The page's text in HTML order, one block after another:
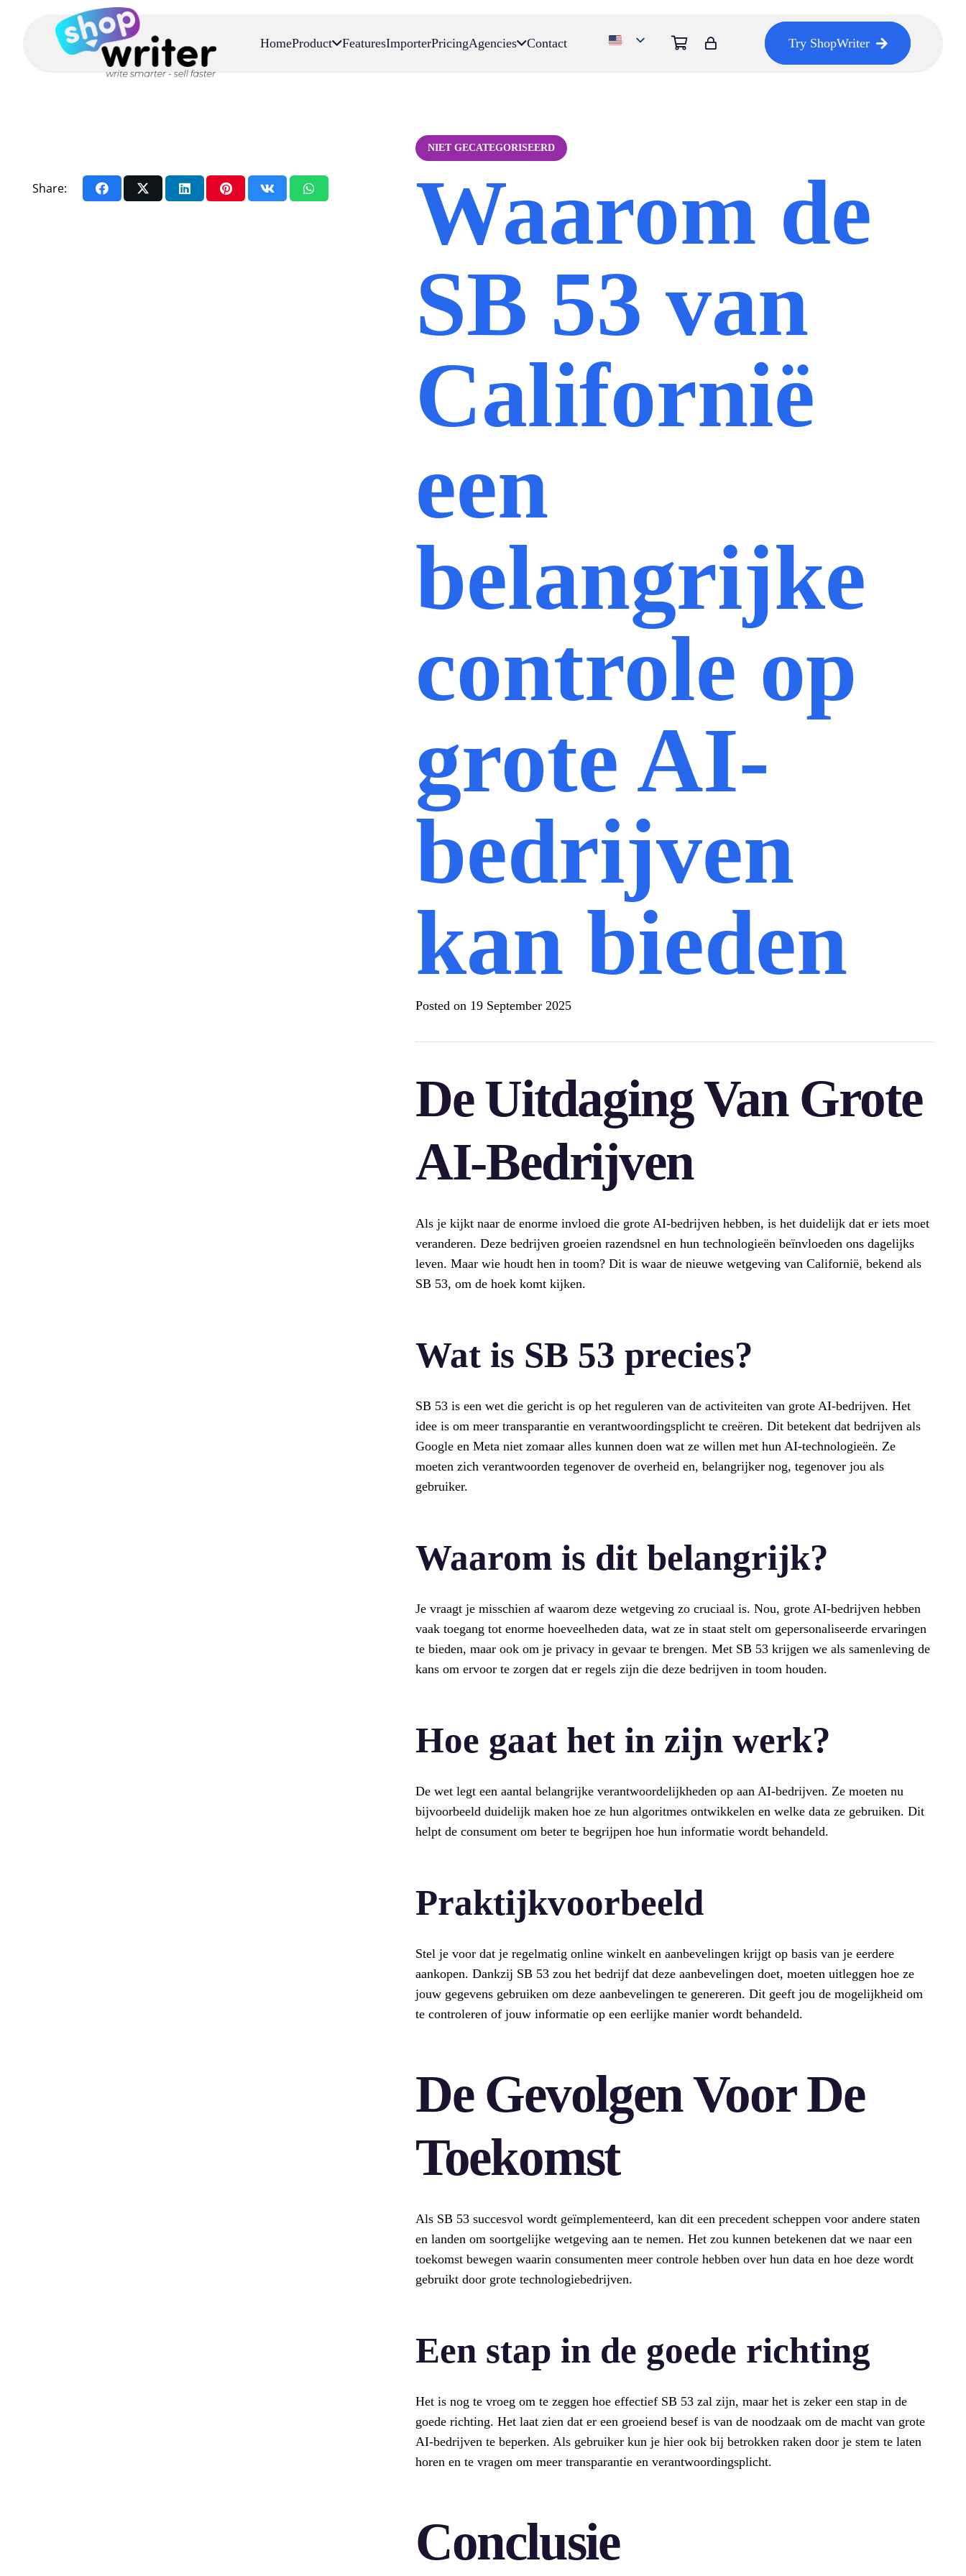
HomeProduct FeaturesImporterPricingAgencies Contact Try ShopWriter
Share:
NIET GECATEGORISEERD
Waarom de
SB 53 van
Californië
een
belangrijke
controle op
grote AI-
bedrijven
kan bieden
Posted on 19 September 2025
De Uitdaging Van Grote
AI-Bedrijven
Als je kijkt naar de enorme invloed die grote AI-bedrijven hebben, is het duidelijk dat er iets moet
veranderen. Deze bedrijven groeien razendsnel en hun technologieën beïnvloeden ons dagelijks
leven. Maar wie houdt hen in toom? Dit is waar de nieuwe wetgeving van Californië, bekend als
SB 53, om de hoek komt kijken.
Wat is SB 53 precies?
SB 53 is een wet die gericht is op het reguleren van de activiteiten van grote AI-bedrijven. Het
idee is om meer transparantie en verantwoordingsplicht te creëren. Dit betekent dat bedrijven als
Google en Meta niet zomaar alles kunnen doen wat ze willen met hun AI-technologieën. Ze
moeten zich verantwoorden tegenover de overheid en, belangrijker nog, tegenover jou als
gebruiker.
Waarom is dit belangrijk?
Je vraagt je misschien af waarom deze wetgeving zo cruciaal is. Nou, grote AI-bedrijven hebben
vaak toegang tot enorme hoeveelheden data, wat ze in staat stelt om gepersonaliseerde ervaringen
te bieden, maar ook om je privacy in gevaar te brengen. Met SB 53 krijgen we als samenleving de
kans om ervoor te zorgen dat er regels zijn die deze bedrijven in toom houden.
Hoe gaat het in zijn werk?
De wet legt een aantal belangrijke verantwoordelijkheden op aan AI-bedrijven. Ze moeten nu
bijvoorbeeld duidelijk maken hoe ze hun algoritmes ontwikkelen en welke data ze gebruiken. Dit
helpt de consument om beter te begrijpen hoe hun informatie wordt behandeld.
Praktijkvoorbeeld
Stel je voor dat je regelmatig online winkelt en aanbevelingen krijgt op basis van je eerdere
aankopen. Dankzij SB 53 zou het bedrijf dat deze aanbevelingen doet, moeten uitleggen hoe ze
jouw gegevens gebruiken om deze aanbevelingen te genereren. Dit geeft jou de mogelijkheid om
te controleren of jouw informatie op een eerlijke manier wordt behandeld.
De Gevolgen Voor De
Toekomst
Als SB 53 succesvol wordt geïmplementeerd, kan dit een precedent scheppen voor andere staten
en landen om soortgelijke wetgeving aan te nemen. Het zou kunnen betekenen dat we naar een
toekomst bewegen waarin consumenten meer controle hebben over hun data en hoe deze wordt
gebruikt door grote technologiebedrijven.
Een stap in de goede richting
Het is nog te vroeg om te zeggen hoe effectief SB 53 zal zijn, maar het is zeker een stap in de
goede richting. Het laat zien dat er een groeiend besef is van de noodzaak om de macht van grote
AI-bedrijven te beperken. Als gebruiker kun je hier ook bij betrokken raken door je stem te laten
horen en te vragen om meer transparantie en verantwoordingsplicht.
Conclusie